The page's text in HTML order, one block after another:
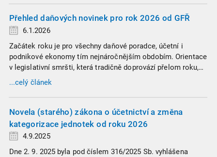
Přehled daňových novinek pro rok 2026 od GFŘ
6.1.2026
Začátek roku je pro všechny daňové poradce, účetní i
podnikové ekonomy tím nejnáročnějším obdobím. Orientace
v legislativní smršti, která tradičně doprovází přelom roku,
vyžaduje nastudovat všechny novely a doprovodné
informace. Generální finanční ředitelství (GFŘ) zveřejnilo
žádného daňového profesionála.
...celý článek
Novela (starého) zákona o účetnictví a změna
kategorizace jednotek od roku 2026
4.9.2025
Dne 2. 9. 2025 byla pod číslem 316/2025 Sb. vyhlášena